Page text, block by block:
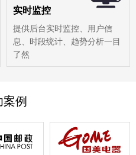
实时监控
提供后台实时监控、用户信
息、时段统计、趋势分析一目
了然
案例